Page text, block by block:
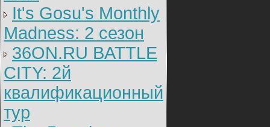
It's Gosu's Monthly
Madness: 2 сезон
36ON.RU BATTLE
CITY: 2й
квалификационный
тур